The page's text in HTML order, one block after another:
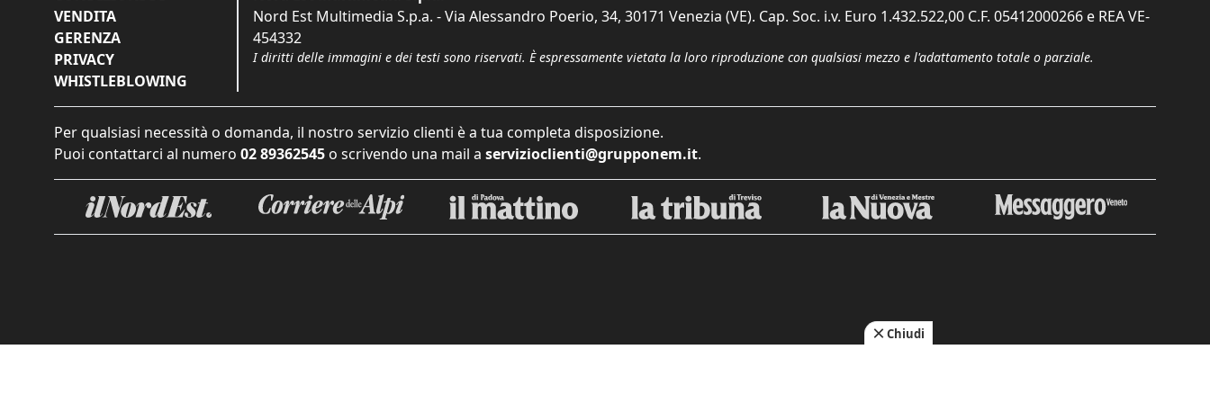
VENDITA
GERENZA
PRIVACY
WHISTLEBLOWING
Nord Est Multimedia S.p.a. - Via Alessandro Poerio, 34, 30171 Venezia (VE). Cap. Soc. i.v. Euro 1.432.522,00 C.F. 05412000266 e REA VE-
454332
I diritti delle immagini e dei testi sono riservati. È espressamente vietata la loro riproduzione con qualsiasi mezzo e l'adattamento totale o parziale.
Per qualsiasi necessità o domanda, il nostro servizio clienti è a tua completa disposizione.
Puoi contattarci al numero 02 89362545 o scrivendo una mail a servizioclienti@grupponem.it.
Chiudi